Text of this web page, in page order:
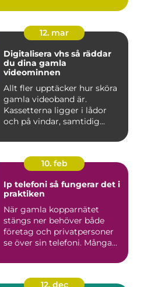
12. mar
Digitalisera vhs så räddar
du dina gamla
videominnen
Allt fler upptäcker hur sköra
gamla videoband är.
Kassetterna ligger i lådor
och på vindar, samtidig...
10. feb
Ip telefoni så fungerar det i
praktiken
När gamla kopparnätet
stängs ner behöver både
företag och privatpersoner
se över sin telefoni. Många...
12. dec